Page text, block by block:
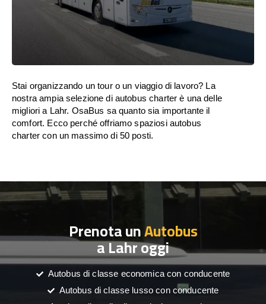
Stai organizzando un tour o un viaggio di lavoro? La
nostra ampia selezione di autobus charter è una delle
migliori a Lahr. OsaBus sa quanto sia importante il
comfort. Ecco perché offriamo spaziosi autobus
charter con un massimo di 50 posti.
Prenota unAutobus
a Lahr oggi
Autobus di classe economica con conducente
Autobus di classe lusso con conducente